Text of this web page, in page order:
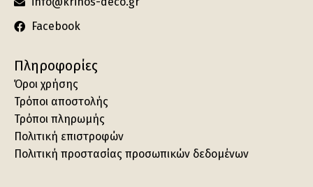
Facebook
Πληροφορίες
Όροι χρήσης
Τρόποι αποστολής
Τρόποι πληρωμής
Πολιτική επιστροφών
Πολιτική προστασίας προσωπικών δεδομένων